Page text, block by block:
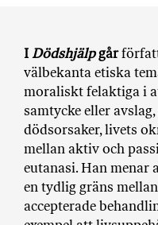
I Dödshjälpgår
välbekanta etiska
moraliskt felaktiga i
samtycke eller
dödsorsaker, livets
mellan aktiv och
eutanasi. Han
en tydlig gräns
accepterade